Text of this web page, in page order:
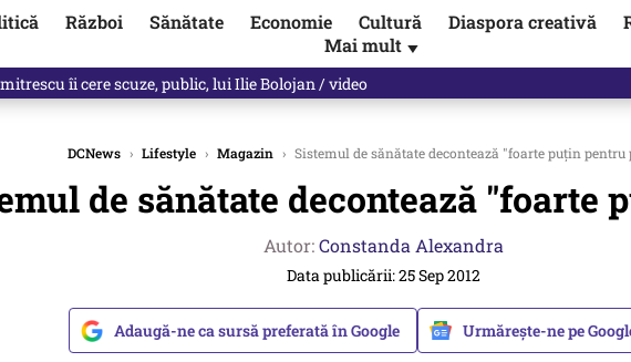
Război Sănătate Economie Cultură Diaspora creativă
Mai mult ▼
treaba asta, s-a ales praful de tot!” Eugen Teodorovici, reacție după ce Green Deal-ul a
DCNews › Lifestyle › Magazin › Sistemul de sănătate decontează "foarte puțin
de sănătate decontează "foarte
Autor:Constanda Alexandra
Data publicării: 25 Sep 2012
Adaugă-ne ca sursă preferată în Google Urmărește-ne pe